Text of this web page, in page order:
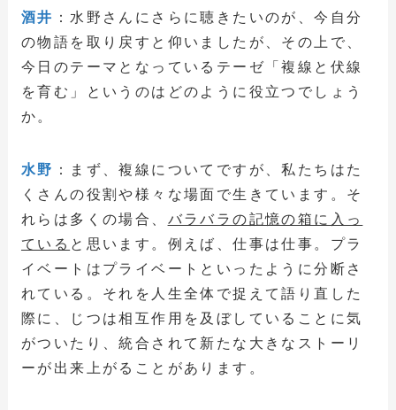
酒井 ：水野さんにさらに聴きたいのが、今自分
の物語を取り戻すと仰いましたが、その上で、
今日のテーマとなっているテーゼ「複線と伏線
を育む」というのはどのように役立つでしょう
か。
水野 ：まず、複線についてですが、私たちはた
くさんの役割や様々な場面で生きています。そ
れらは多くの場合、 バラバラの記憶の箱に入っ
ている と思います。例えば、仕事は仕事。プラ
イベートはプライベートといったように分断さ
れている。それを人生全体で捉えて語り直した
際に、じつは相互作用を及ぼしていることに気
がついたり、統合されて新たな大きなストーリ
ーが出来上がることがあります。